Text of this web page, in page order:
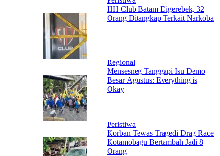
HH Club Batam Digerebek, 32
Orang Ditangkap Terkait Narkoba
Regional
Mensesneg Tanggapi Isu Demo
Besar Agustus: Everything is
Okay
Peristiwa
Korban Tewas Tragedi Drag Race
Kotamobagu Bertambah Jadi 8
Orang